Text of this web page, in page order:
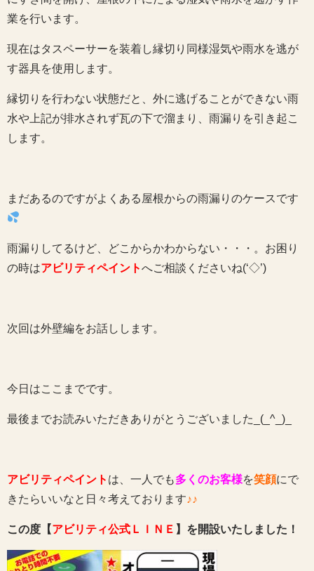
業を行います。
現在はタスペーサーを装着し縁切り同様湿気や雨水を逃が
す器具を使用します。
縁切りを行わない状態だと、外に逃げることができない雨
水や上記が排水されず瓦の下で溜まり、雨漏りを引き起こ
します。
まだあるのですがよくある屋根からの雨漏りのケースです
雨漏りしてるけど、どこからかわからない・・・。お困り
の時はアビリティペイントへご相談くださいね(‘◇’)ゞ
次回は外壁編をお話しします。
今日はここまでです。
最後までお読みいただきありがとうございました_(_^_)_
アビリティペイント は、一人でも多くのお客様を笑顔にで
きたらいいなと日々考えております♪♪
この度【アビリティ公式ＬＩＮＥ 】を開設いたしました！